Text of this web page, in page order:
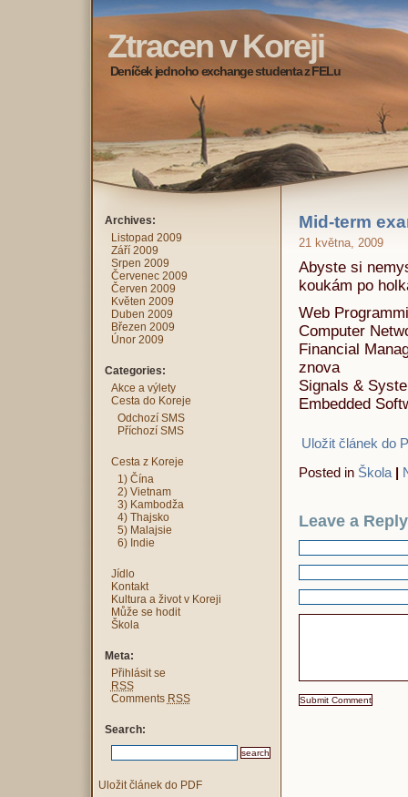
Ztracen v Koreji
Deníček jednoho exchange studenta z FELu
Mid-term
21 května, 2009
Abyste si
koukám po
Web
Computer
Financial
znova
Signals &
Embedded
Uložit článek do
Posted in Škola |
Leave a Reply
Archives:
Listopad 2009
Září 2009
Srpen 2009
Červenec 2009
Červen 2009
Květen 2009
Duben 2009
Březen 2009
Únor 2009
Categories:
Akce a výlety
Cesta do Koreje
Odchozí SMS
Příchozí SMS
Cesta z Koreje
1) Čína
2) Vietnam
3) Kambodža
4) Thajsko
5) Malajsie
6) Indie
Jídlo
Kontakt
Kultura a život v Koreji
Může se hodit
Škola
Meta:
Přihlásit se
RSS
Comments RSS
Search:
Uložit článek do PDF